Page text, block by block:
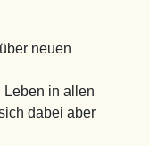
neuen
Leben in allen
dabei aber